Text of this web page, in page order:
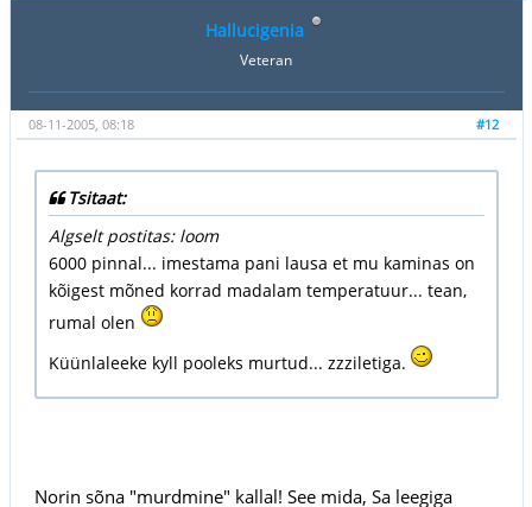
Hallucigenia
Veteran
#12
08-11-2005, 08:18
Tsitaat:
Algselt postitas: loom
6000 pinnal... imestama pani lausa et mu kaminas on
kõigest mõned korrad madalam temperatuur... tean,
rumal olen
Küünlaleeke kyll pooleks murtud... zzziletiga.
Norin sõna "murdmine" kallal! See mida, Sa leegiga